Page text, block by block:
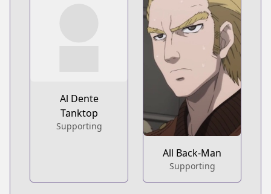
Al Dente
Tanktop
Supporting
All Back-Man
Supporting